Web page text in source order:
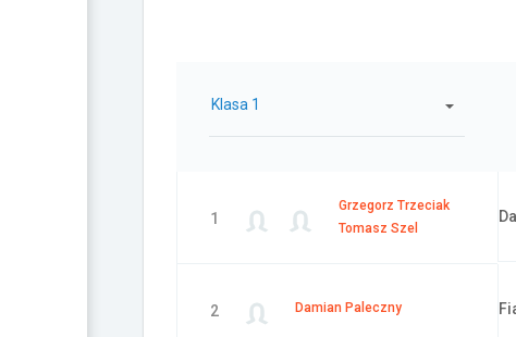
Klasa 1
1
Grzegorz Trzeciak
Tomasz Szel
2 Damian Paleczny